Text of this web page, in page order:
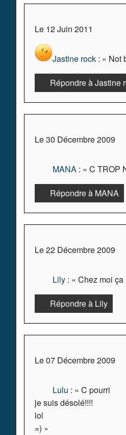
Le 12 Juin 2011
Jastine rock : « Not
Répondre à Jastine
Le 30 Décembre 2009
MANA : « C TROP
Répondre à MANA
Le 22 Décembre 2009
Lily : « Chez moi
Répondre à Lily
Le 07 Décembre 2009
Lulu : « C pourri
je suis désolé!!!!
lol
=) »